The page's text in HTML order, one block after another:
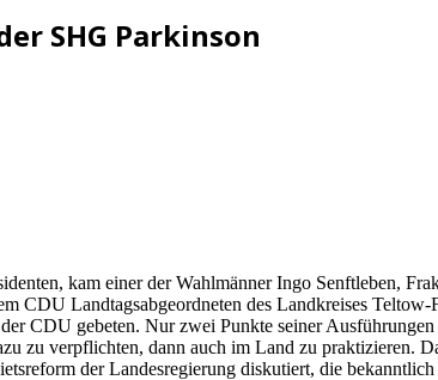
SHG Parkinson
kam einer der Wahlmänner Ingo Senftleben,
CDU Landtagsabgeordneten des Landkreises
CDU gebeten. Nur zwei Punkte seiner
zu verpflichten, dann auch im Land zu praktizieren.
der Landesregierung diskutiert, die